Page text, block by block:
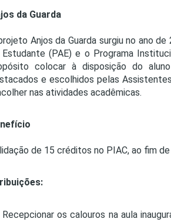
da Guarda
Anjos da Guarda surgiu no ano
Estudante (PAE) e o Programa
colocar à disposição do
e escolhidos pelas
nas atividades acadêmicas.
de 15 créditos no PIAC, ao fim
Recepcionar os calouros na aula